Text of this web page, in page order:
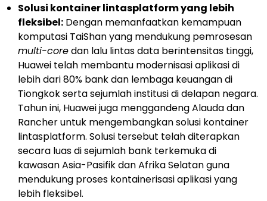
Solusi kontainer lintasplatform yang lebih
fleksibel: Dengan memanfaatkan kemampuan
komputasi TaiShan yang mendukung pemrosesan
multi-coredan lalu lintas data berintensitas tinggi,
Huawei telah membantu modernisasi aplikasi di
lebih dari 80% bank dan lembaga keuangan di
Tiongkok serta sejumlah institusi di delapan negara.
Tahun ini, Huawei juga menggandeng Alauda dan
Rancher untuk mengembangkan solusi kontainer
lintasplatform. Solusi tersebut telah diterapkan
secara luas di sejumlah bank terkemuka di
kawasan Asia-Pasifik dan Afrika Selatan guna
mendukung proses kontainerisasi aplikasi yang
lebih fleksibel.